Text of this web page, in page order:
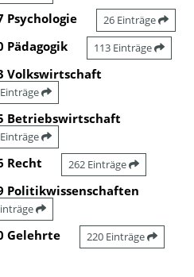
Psychologie 26 Einträge
Pädagogik 113 Einträge
Volkswirtschaft
Betriebswirtschaft
Recht 262 Einträge
Politikwissenschaften
Gelehrte 220 Einträge